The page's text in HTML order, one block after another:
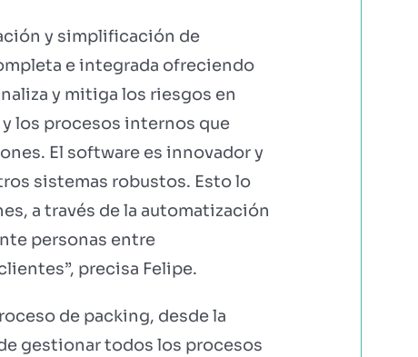
y simplificación de
e integrada ofreciendo
y mitiga los riesgos en
los procesos internos que
El software es innovador y
sistemas robustos. Esto lo
a través de la automatización
personas entre
precisa Felipe.
de packing, desde la
gestionar todos los procesos